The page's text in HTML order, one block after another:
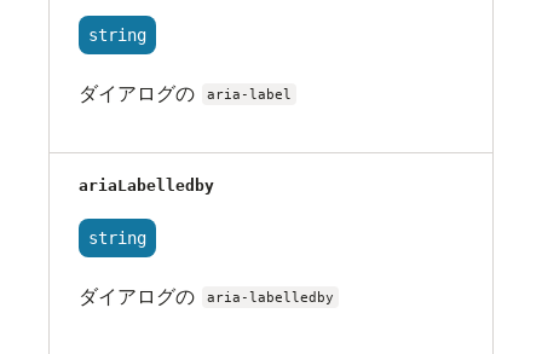
string
ダイアログの aria-label
ariaLabelledby
string
ダイアログの aria-labelledby